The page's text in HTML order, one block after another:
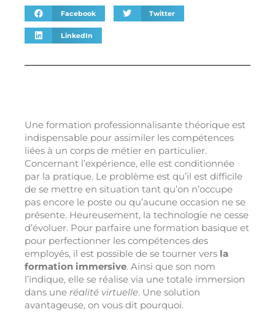
Facebook Twitter
LinkedIn
Une formation professionnalisante théorique est
indispensable pour assimiler les compétences
liées à un corps de métier en particulier.
Concernant l’expérience, elle est conditionnée
par la pratique. Le problème est qu’il est difficile
de se mettre en situation tant qu’on n’occupe
pas encore le poste ou qu’aucune occasion ne se
présente. Heureusement, la technologie ne cesse
d’évoluer. Pour parfaire une formation basique et
pour perfectionner les compétences des
employés, il est possible de se tourner vers la
formation immersive. Ainsi que son nom
l’indique, elle se réalise via une totale immersion
dans une réalité virtuelle. Une solution
avantageuse, on vous dit pourquoi.